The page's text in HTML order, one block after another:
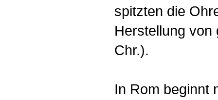
spitzten die
Herstellung von
Chr.).
In Rom beginnt